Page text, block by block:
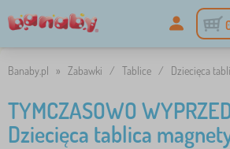
Banaby.pl » Zabawki / Tablice / Dziecięca
TYMCZASOWO
Dziecięca tablica